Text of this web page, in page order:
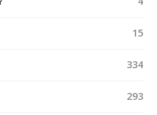
15
334
293